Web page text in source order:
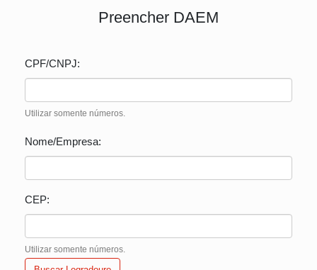
Preencher DAEM
CPF/CNPJ:
Utilizar somente números.
Nome/Empresa:
CEP:
Utilizar somente números.